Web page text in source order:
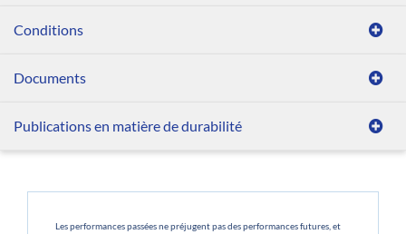
Conditions
Documents
Publications en matière de durabilité
Les performances passées ne préjugent pas des performances futures, et